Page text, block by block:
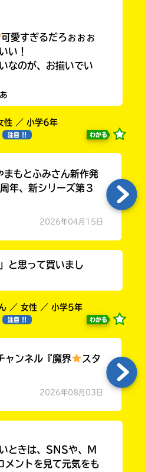
可愛すぎるだろぉぉぉ
い！
なのが、お揃いでい
性 ／ 小学6年
注目 !! わかる
まもとふみさん新作発
年、新シリーズ第３
2026年04月15日
と思って買いまし
／ 女性 ／ 小学5年
注目 !! わかる
ンネル『魔界
スタ
2026年08月03日
ときは、SNSや、M
ントを見て元気をも